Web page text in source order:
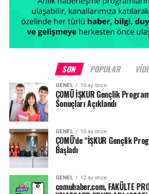
SON POPULAR
GENEL 10 ay önce
ÇOMÜ İŞKUR Gençlik
Sonuçları Açıklandı
GENEL 10 ay önce
ÇOMÜ’de “İŞKUR Gençlik
Başladı
GENEL 12 ay önce
comuhaber.com, FAKÜLTE